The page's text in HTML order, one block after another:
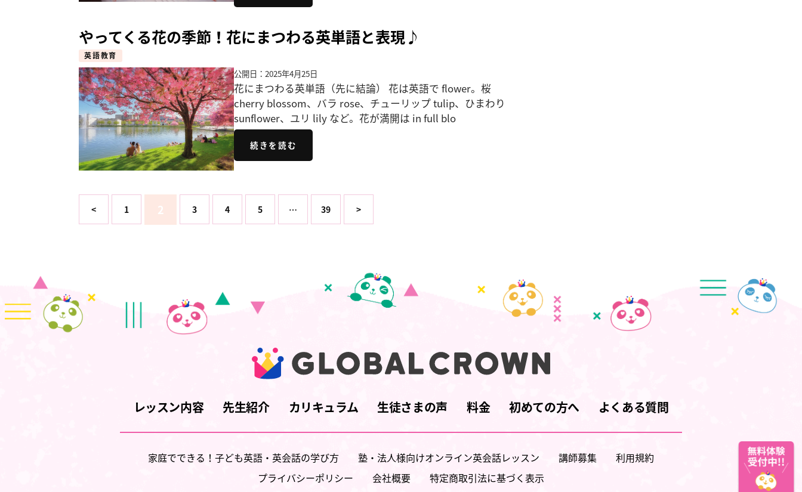
やってくる花の季節！花にまつわる英単語と表現♪
英語教育
公開日：2025年4月25日
花にまつわる英単語（先に結論） 花は英語で flower。桜
cherry blossom、バラ rose、チューリップ tulip、ひまわり
sunflower、ユリ lily など。花が満開は in full blo
続きを読む
< 1 2 3 4 5 … 39 >
レッスン内容 先生紹介 カリキュラム 生徒さまの声 料金 初めての方へ よくある質問
家庭でできる！子ども英語・英会話の学び方 塾・法人様向けオンライン英会話レッスン 講師募集
利用規約
プライバシーポリシー
会社概要 特定商取引法に基づく表示